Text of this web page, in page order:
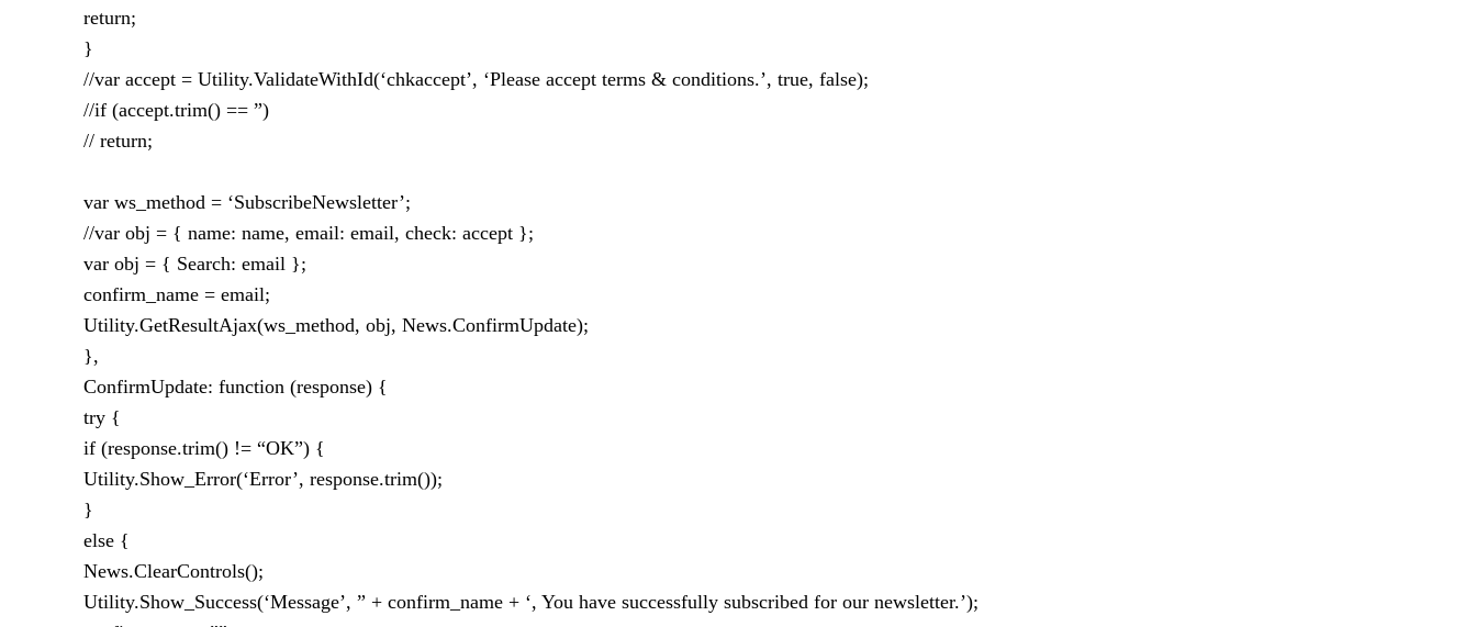
return;
}
//var accept = Utility.ValidateWithId(‘chkaccept’, ‘Please accept terms & conditions.’, true, false);
//if (accept.trim() == ”)
// return;
var ws_method = ‘SubscribeNewsletter’;
//var obj = { name: name, email: email, check: accept };
var obj = { Search: email };
confirm_name = email;
Utility.GetResultAjax(ws_method, obj, News.ConfirmUpdate);
},
ConfirmUpdate: function (response) {
try {
if (response.trim() != “OK”) {
Utility.Show_Error(‘Error’, response.trim());
}
else {
News.ClearControls();
Utility.Show_Success(‘Message’, ” + confirm_name + ‘, You have successfully subscribed for our newsletter.’);